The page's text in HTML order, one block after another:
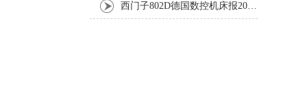
西门子802D德国数控机床报207016停机修复